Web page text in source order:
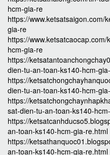
hcm-gia-re
https://www.ketsatsaigon.com/
gia-re
https://
hcm-gia-re
https://
dien-tu-an-toan-ks140-hcm-
https://
dien-tu-an-toan-ks140-hcm-
https://
sat-dien-tu-an-toan-ks140-
https://
an-toan-ks140-hcm-gia-re.html
https://
an-toan-ks140-hcm-gia-re.html